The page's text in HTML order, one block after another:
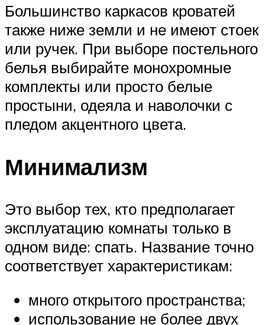
Большинство каркасов кроватей
также ниже земли и не имеют стоек
или ручек. При выборе постельного
белья выбирайте монохромные
комплекты или просто белые
простыни, одеяла и наволочки с
пледом акцентного цвета.
Минимализм
Это выбор тех, кто предполагает
эксплуатацию комнаты только в
одном виде: спать. Название точно
соответствует характеристикам:
много открытого пространства;
использование не более двух